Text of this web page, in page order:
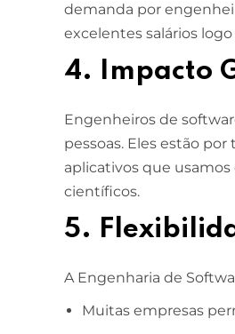
demanda por
excelentes salários
4. Impacto
Engenheiros de
pessoas. Eles estão
aplicativos que
científicos.
5.
A Engenharia de
Muitas empresas
ESCOLA DE NEGÓCIOS NOTURNO
MELHOR CURSO PRIVADO DE
ENADE/MEC